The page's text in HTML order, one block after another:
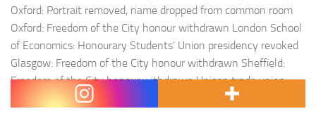
Oxford: Portrait removed, name dropped from common room
Oxford: Freedom of the City honour withdrawn London School
of Economics: Honourary Students’ Union presidency revoked
Glasgow: Freedom of the City honour withdrawn Sheffield:
Freedom of the City honour withdrawn Unison trade union:
Honourary membership revoked Unifor…